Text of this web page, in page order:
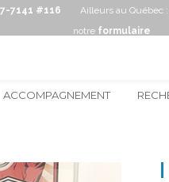
7141 #116 Ailleurs au Québec :
notre formulaire
ACCOMPAGNEMENT